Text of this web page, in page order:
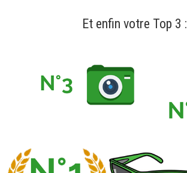
Et enfin votre Top 3 :